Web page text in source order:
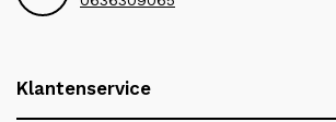
Klantenservice